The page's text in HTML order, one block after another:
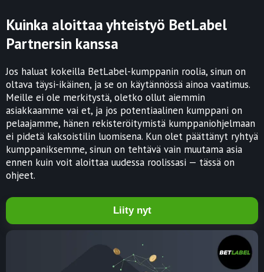
Kuinka aloittaa yhteistyö BetLabel
Partnersin kanssa
Jos haluat kokeilla BetLabel-kumppanin roolia, sinun on
oltava täysi-ikäinen, ja se on käytännössä ainoa vaatimus.
Meille ei ole merkitystä, oletko ollut aiemmin
asiakkaamme vai et, ja jos potentiaalinen kumppani on
pelaajamme, hänen rekisteröitymistä kumppaniohjelmaan
ei pidetä kaksoistilin luomisena. Kun olet päättänyt ryhtyä
kumppaniksemme, sinun on tehtävä vain muutama asia
ennen kuin voit aloittaa uudessa roolissasi — tässä on
ohjeet.
Liity nyt